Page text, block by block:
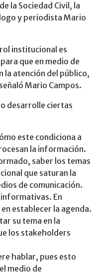
la Sociedad Civil, la
y periodista Mario
institucional es
que en medio de
la atención del público,
Mario Campos.
desarrolle ciertas
este condiciona a
la información.
saber los temas
que saturan la
de comunicación.
En
establecer la agenda.
su tema en la
los stakeholders
hablar, pues esto
medio de